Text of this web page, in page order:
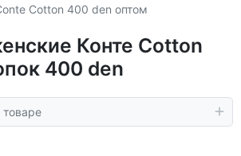
Cotton 400 den оптом
Конте Cotton
400 den